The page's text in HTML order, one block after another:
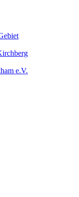
e.V.